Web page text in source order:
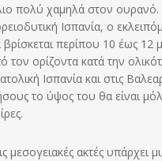
πολύ χαμηλά στον ουρανό.
Ισπανία, ο
περίπου 10 έως 12
τον ορίζοντα κατά την
Ισπανία και στις
το ύψος του θα είναι
μεσογειακές ακτές υπάρχει